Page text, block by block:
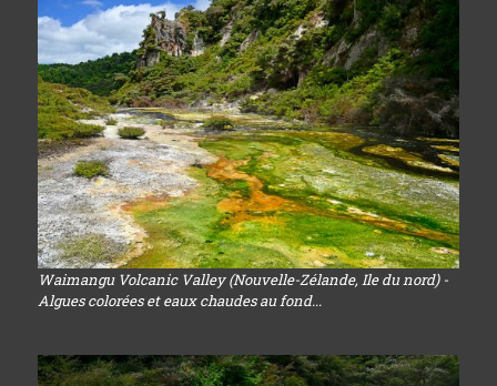
Waimangu Volcanic Valley (Nouvelle-Zélande, Ile du nord) -
Algues colorées et eaux chaudes au fond...